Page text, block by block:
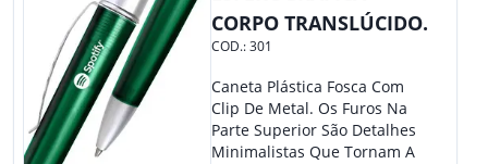
CORPO TRANSLÚCIDO.
COD.:301
Caneta Plástica Fosca Com
Clip De Metal. Os Furos Na
Parte Superior São Detalhes
Minimalistas Que Tornam A